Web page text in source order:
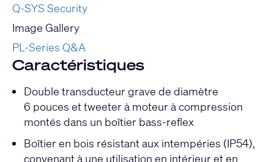
Q-SYS Security
Image Gallery
PL-Series Q&A
Caractéristiques
Double transducteur grave de diamètre
6 pouces et tweeter à moteur à compression
montés dans un boîtier bass-reflex
Boîtier en bois résistant aux intempéries (IP54),
convenant à une utilisation en intérieur et en